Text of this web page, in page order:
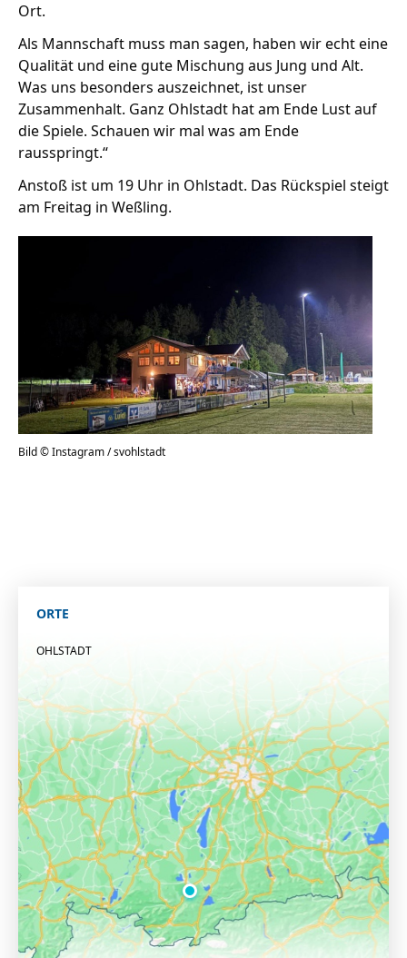
Podcast
Zeit fürs Oberland
Ort.
Als Mannschaft muss man sagen, haben wir echt eine
Qualität und eine gute Mischung aus Jung und Alt.
Was uns besonders auszeichnet, ist unser
Zusammenhalt. Ganz Ohlstadt hat am Ende Lust auf
die Spiele. Schauen wir mal was am Ende
rausspringt.“
Anstoß ist um 19 Uhr in Ohlstadt. Das Rückspiel steigt
am Freitag in Weßling.
Bild © Instagram / svohlstadt
ORTE
OHLSTADT